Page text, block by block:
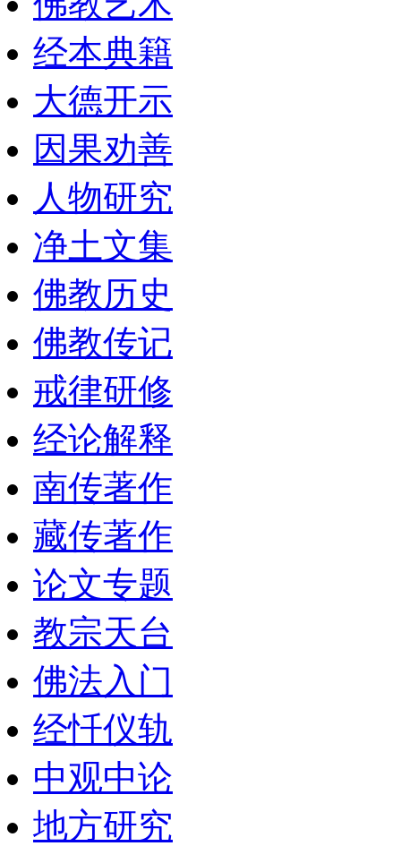
经本典籍
大德开示
因果劝善
人物研究
净土文集
佛教历史
佛教传记
戒律研修
经论解释
南传著作
藏传著作
论文专题
教宗天台
佛法入门
经忏仪轨
中观中论
地方研究